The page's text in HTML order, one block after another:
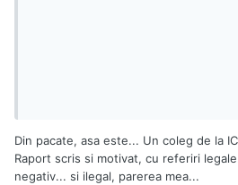
Din pacate, asa este... Un coleg de la
Raport scris si motivat, cu referiri
negativ... si ilegal, parerea mea...